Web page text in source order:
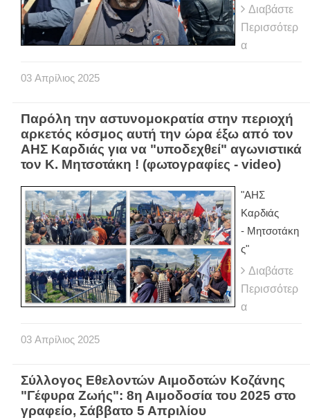
Διαβάστε
Περισσότερ
α
03 Απρίλιος 2025
Παρόλη την αστυνομοκρατία στην περιοχή
αρκετός κόσμος αυτή την ώρα έξω από τον
ΑΗΣ Καρδιάς για να "υποδεχθεί" αγωνιστικά
τον Κ. Μητσοτάκη ! (φωτογραφίες - video)
"ΑΗΣ
Καρδιάς
- Μητσοτάκη
ς"
Διαβάστε
Περισσότερ
α
03 Απρίλιος 2025
Σύλλογος Εθελοντών Αιμοδοτών Κοζάνης
"Γέφυρα Ζωής": 8η Αιμοδοσία του 2025 στο
γραφείο, Σάββατο 5 Απριλίου